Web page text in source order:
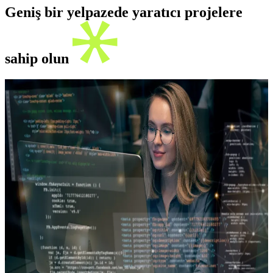
Geniş bir yelpazede yaratıcı projelere
sahip olun